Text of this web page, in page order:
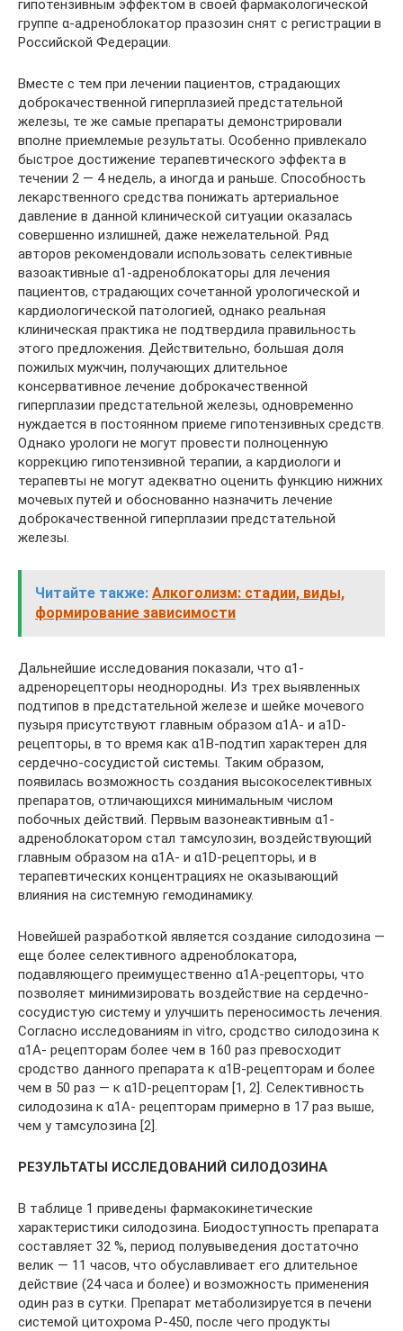
гипотензивным эффектом в своей фармакологической
группе α-адреноблокатор празозин снят с регистрации в
Российской Федерации.
Вместе с тем при лечении пациентов, страдающих
доброкачественной гиперплазией предстательной
железы, те же самые препараты демонстрировали
вполне приемлемые результаты. Особенно привлекало
быстрое достижение терапевтического эффекта в
течении 2 — 4 недель, а иногда и раньше. Способность
лекарственного средства понижать артериальное
давление в данной клинической ситуации оказалась
совершенно излишней, даже нежелательной. Ряд
авторов рекомендовали использовать селективные
вазоактивные α1-адреноблокаторы для лечения
пациентов, страдающих сочетанной урологической и
кардиологической патологией, однако реальная
клиническая практика не подтвердила правильность
этого предложения. Действительно, большая доля
пожилых мужчин, получающих длительное
консервативное лечение доброкачественной
гиперплазии предстательной железы, одновременно
нуждается в постоянном приеме гипотензивных средств.
Однако урологи не могут провести полноценную
коррекцию гипотензивной терапии, а кардиологи и
терапевты не могут адекватно оценить функцию нижних
мочевых путей и обоснованно назначить лечение
доброкачественной гиперплазии предстательной
железы.
Читайте также: Алкоголизм: стадии, виды,
формирование зависимости
Дальнейшие исследования показали, что α1-
адренорецепторы неоднородны. Из трех выявленных
подтипов в предстательной железе и шейке мочевого
пузыря присутствуют главным образом α1A- и a1D-
рецепторы, в то время как α1B-подтип характерен для
сердечно-сосудистой системы. Таким образом,
появилась возможность создания высокоселективных
препаратов, отличающихся минимальным числом
побочных действий. Первым вазонеактивным α1-
адреноблокатором стал тамсулозин, воздействующий
главным образом на α1A- и α1D-рецепторы, и в
терапевтических концентрациях не оказывающий
влияния на системную гемодинамику.
Новейшей разработкой является создание силодозина —
еще более селективного адреноблокатора,
подавляющего преимуще­ственно α1A-рецепторы, что
позволяет минимизировать воздействие на сердечно-
сосудистую систему и улучшить переносимость лечения.
Согласно исследованиям in vitro, сродство силодозина к
α1A- рецепторам более чем в 160 раз превосходит
сродство данного препарата к α1В-рецепторам и более
чем в 50 раз — к α1D-рецепторам [1, 2]. Селективность
силодозина к α1A- рецепторам примерно в 17 раз выше,
чем у тамсулозина [2].
РЕЗУЛЬТАТЫ ИССЛЕДОВАНИЙ СИЛОДОЗИНА
В таблице 1 приведены фармакокинетические
характеристики силодозина. Биодоступность препарата
составляет 32 %, период полувыведения достаточно
велик — 11 часов, что обуславливает его длительное
действие (24 часа и более) и возможность применения
один раз в сутки. Препарат метаболизируется в печени
системой цитохрома P-450, после чего продукты